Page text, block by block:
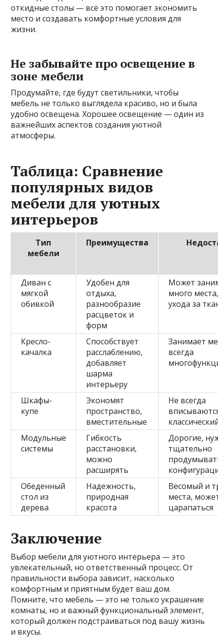
откидные столы — всё это помогает экономить
место и создавать комфортные условия для
жизни.
Не забывайте про освещение в
зоне мебели
Продумайте, где будут светильники, чтобы
мебель не только выглядела красиво, но и была
удобно освещена. Хорошее освещение — один из
важнейших аспектов создания уютной
атмосферы.
Таблица: Сравнение
популярных видов
мебели для уютных
интерьеров
Тип
мебели
Преимущества
Диван с
мягкой
обивкой
Удобен для
отдыха,
разнообразие
расцветок и
форм
Может
много
ухода за
Кресло-
качалка
Способствует
расслаблению,
добавляет
шарма
интерьеру
Занимает
всегда
Шкафы-
купе
Экономят
пространство,
вместительные
Не всегда
Модульные
системы
Гибкость
расстановки,
можно
расширять
Дорогие,
тщательно
Обеденный
стол из
дерева
Надежность,
природная
красота
Весомый и
места,
царапаться
Заключение
Выбор мебели для уютного интерьера — это
увлекательный, но ответственный процесс. От
правильности выбора зависит, насколько
комфортным и приятным будет ваш дом.
Помните, что мебель — это не только украшение
комнаты, но и важный функциональный элемент,
который должен подстраиваться под вашу жизнь
и вкусы.